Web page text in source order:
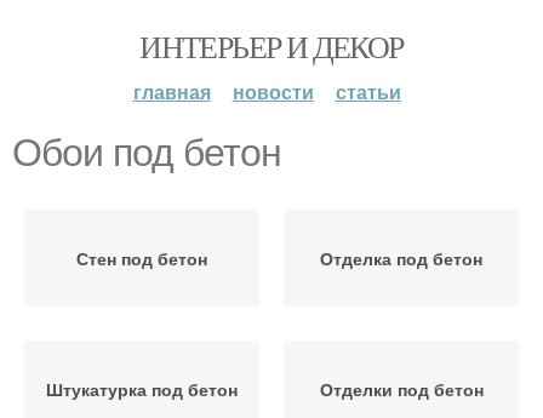
ИНТЕРЬЕР И ДЕКОР
главная новости статьи
Обои под бетон
Стен под бетон Отделка под бетон
Штукатурка под бетон Отделки под бетон